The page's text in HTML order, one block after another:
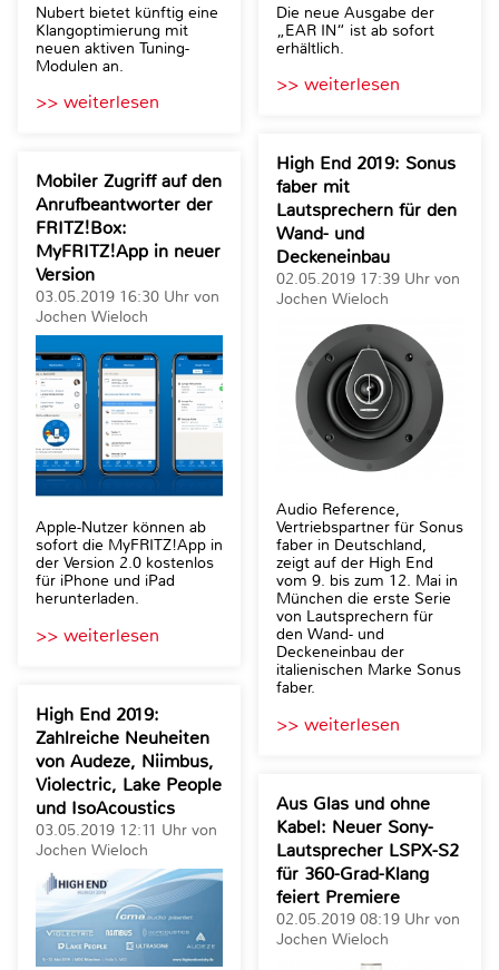
Nubert bietet künftig eine
Klangoptimierung mit
neuen aktiven Tuning-
Modulen an.
>> weiterlesen
Mobiler Zugriff auf den
Anrufbeantworter der
FRITZ!Box:
MyFRITZ!App in neuer
Version
03.05.2019 16:30 Uhr von
Jochen Wieloch
Apple-Nutzer können ab
sofort die MyFRITZ!App in
der Version 2.0 kostenlos
für iPhone und iPad
herunterladen.
>> weiterlesen
High End 2019:
Zahlreiche Neuheiten
von Audeze, Niimbus,
Violectric, Lake People
und IsoAcoustics
03.05.2019 12:11 Uhr von
Jochen Wieloch
Die neue Ausgabe der
„EAR IN“ ist ab sofort
erhältlich.
>> weiterlesen
High End 2019: Sonus
faber mit
Lautsprechern für den
Wand- und
Deckeneinbau
02.05.2019 17:39 Uhr von
Jochen Wieloch
Audio Reference,
Vertriebspartner für Sonus
faber in Deutschland,
zeigt auf der High End
vom 9. bis zum 12. Mai in
München die erste Serie
von Lautsprechern für
den Wand- und
Deckeneinbau der
italienischen Marke Sonus
faber.
>> weiterlesen
Aus Glas und ohne
Kabel: Neuer Sony-
Lautsprecher LSPX-S2
für 360-Grad-Klang
feiert Premiere
02.05.2019 08:19 Uhr von
Jochen Wieloch